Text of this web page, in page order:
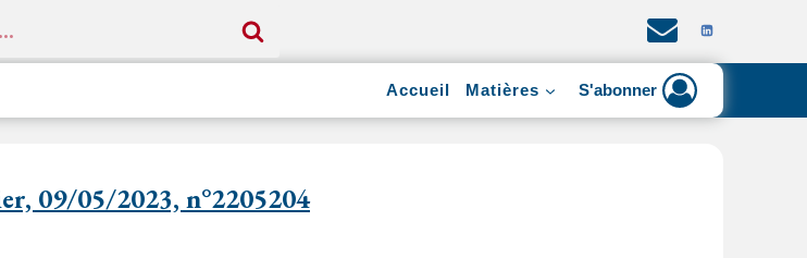
Accueil Matières S'abonner
09/05/2023, n°2205204